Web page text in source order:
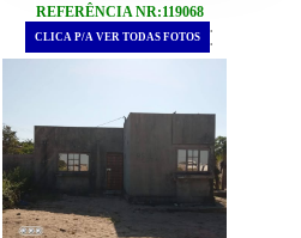
REFERÊNCIA NR:119068
.
CLICA P/A VER TODAS FOTOS .